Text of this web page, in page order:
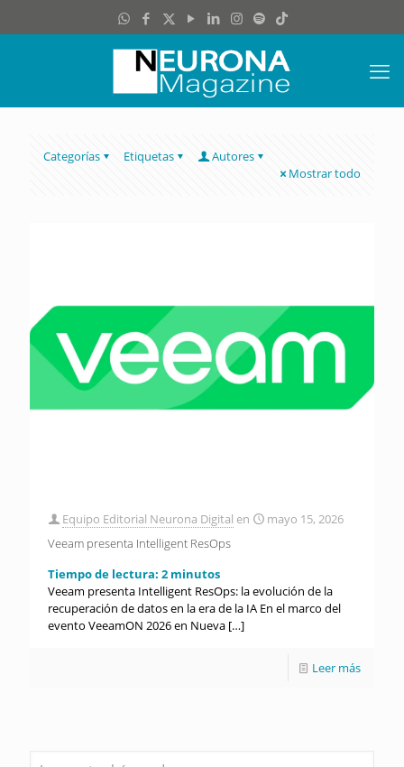
Categorías Etiquetas
Autores
Mostrar todo
Equipo Editorial Neurona Digital en
mayo 15, 2026
Veeam presenta Intelligent ResOps
Tiempo de lectura: 2 minutos
Veeam presenta Intelligent ResOps: la evolución de la
recuperación de datos en la era de la IA En el marco del
evento VeeamON 2026 en Nueva […]
Leer más